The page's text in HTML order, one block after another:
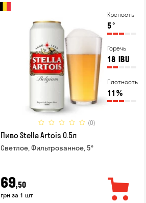
Крепость
5°
Горечь
18 IBU
Плотность
11 %
(0)
Пиво Stella Artois 0.5л
Светлое, Фильтрованное, 5°
69,50
грн за 1 шт